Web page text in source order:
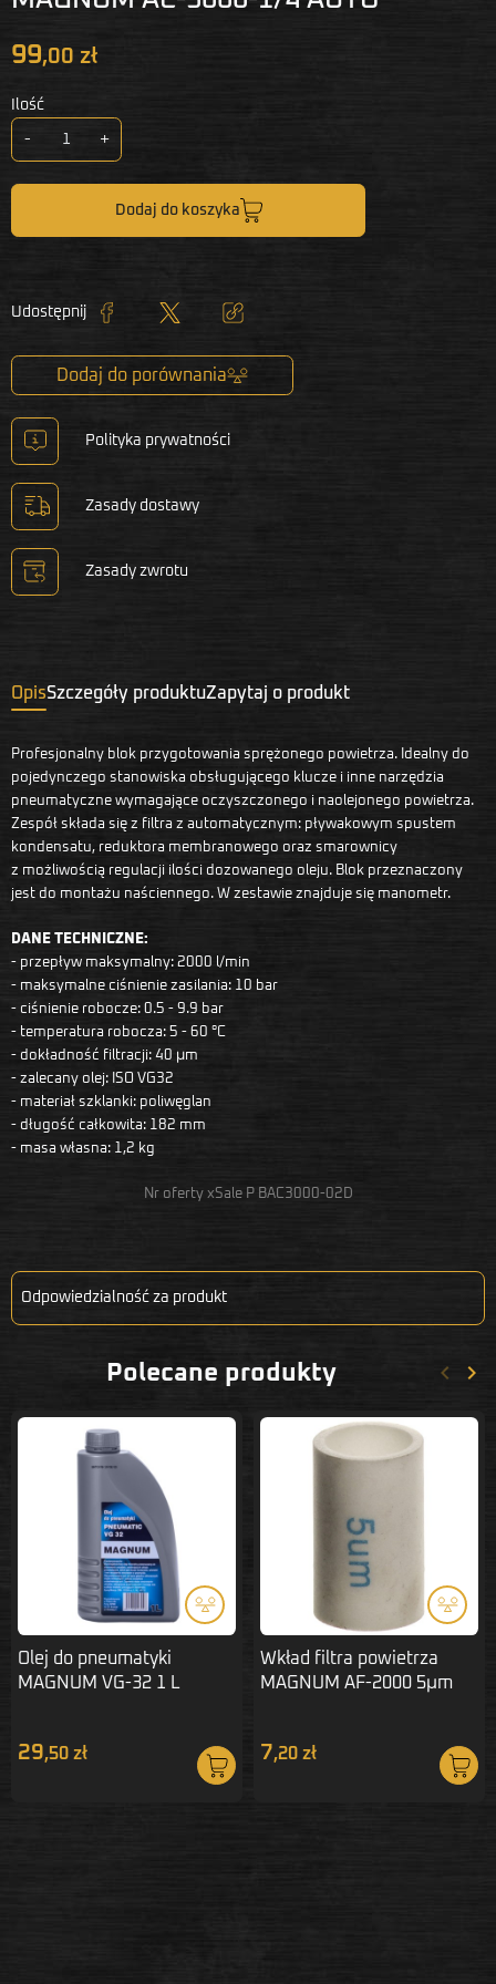
99,00 zł
Ilość
- +
Dodaj do koszyka
Udostępnij
Dodaj do porównania
Polityka prywatności
Zasady dostawy
Zasady zwrotu
OpisSzczegóły produktuZapytaj o produkt
Profesjonalny blok przygotowania sprężonego powietrza. Idealny do
pojedynczego stanowiska obsługującego klucze i inne narzędzia
pneumatyczne wymagające oczyszczonego i naolejonego powietrza.
Zespół składa się z filtra z automatycznym: pływakowym spustem
kondensatu, reduktora membranowego oraz smarownicy
z możliwością regulacji ilości dozowanego oleju. Blok przeznaczony
jest do montażu naściennego. W zestawie znajduje się manometr.
DANE TECHNICZNE:
- przepływ maksymalny: 2000 l/min
- maksymalne ciśnienie zasilania: 10 bar
- ciśnienie robocze: 0.5 - 9.9 bar
- temperatura robocza: 5 - 60 °C
- dokładność filtracji: 40 μm
- zalecany olej: ISO VG32
- materiał szklanki: poliwęglan
- długość całkowita: 182 mm
- masa własna: 1,2 kg
Nr oferty xSale P BAC3000-02D
Odpowiedzialność za produkt
Polecane produkty keyboard_arrow_left keyboard_arrow_right
Olej do pneumatyki
MAGNUM VG-32 1 L
29,50 zł
Wkład filtra powietrza
MAGNUM AF-2000 5μm
7,20 zł